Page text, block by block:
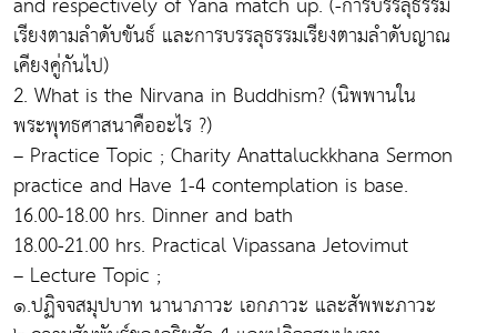
เรียงตามลำดับขันธ์ และการบรรลุธรรมเรียงตามลำดับญาณ
เคียงคู่กันไป)
2. What is the Nirvana in Buddhism? (นิพพานใน
พระพุทธศาสนาคืออะไร ?)
– Practice Topic ; Charity Anattaluckkhana Sermon
practice and Have 1-4 contemplation is base.
16.00-18.00 hrs. Dinner and bath
18.00-21.00 hrs. Practical Vipassana Jetovimut
– Lecture Topic ;
๑.ปฏิจจสมุปบาท นานาภาวะ เอกภาวะ และสัพพะภาวะ